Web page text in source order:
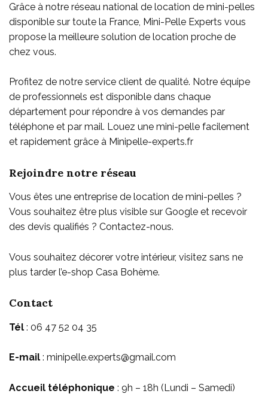
Grâce à notre réseau national de location de mini-pelles
disponible sur toute la France, Mini-Pelle Experts vous
propose la meilleure solution de location proche de
chez vous.
Profitez de notre service client de qualité. Notre équipe
de professionnels est disponible dans chaque
département pour répondre à vos demandes par
téléphone et par mail. Louez une mini-pelle facilement
et rapidement grâce à Minipelle-experts.fr
Rejoindre notre réseau
Vous êtes une entreprise de location de mini-pelles ?
Vous souhaitez être plus visible sur Google et recevoir
des devis qualifiés ? Contactez-nous.
Vous souhaitez décorer votre intérieur, visitez sans ne
plus tarder l’e-shop Casa Bohème.
Contact
Tél : 06 47 52 04 35
E-mail : minipelle.experts@gmail.com
Accueil téléphonique : 9h – 18h (Lundi – Samedi)